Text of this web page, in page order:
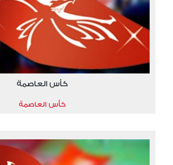
كأس العاصمة
كأس العاصمة